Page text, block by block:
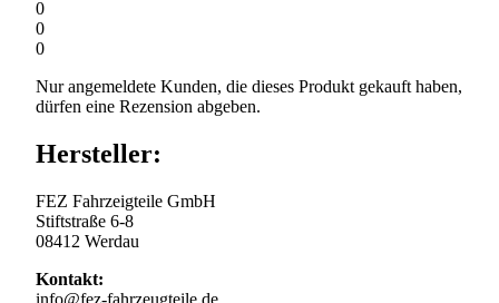
0
0
0
Nur angemeldete Kunden, die dieses Produkt gekauft haben,
dürfen eine Rezension abgeben.
Hersteller:
FEZ Fahrzeigteile GmbH
Stiftstraße 6-8
08412 Werdau
Kontakt:
info@fez-fahrzeugteile.de